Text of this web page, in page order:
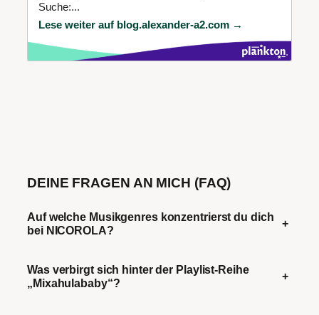
Suche:...
Lese weiter auf blog.alexander-a2.com →
DEINE FRAGEN AN MICH (FAQ)
Auf welche Musikgenres konzentrierst du dich
bei NICOROLA?
+
Was verbirgt sich hinter der Playlist-Reihe
„Mixahulababy“?
+